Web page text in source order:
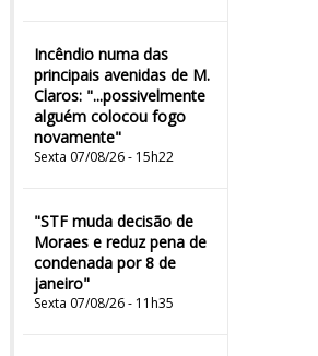
Incêndio numa das
principais avenidas de M.
Claros: "...possivelmente
alguém colocou fogo
novamente"
Sexta 07/08/26 - 15h22
"STF muda decisão de
Moraes e reduz pena de
condenada por 8 de
janeiro"
Sexta 07/08/26 - 11h35